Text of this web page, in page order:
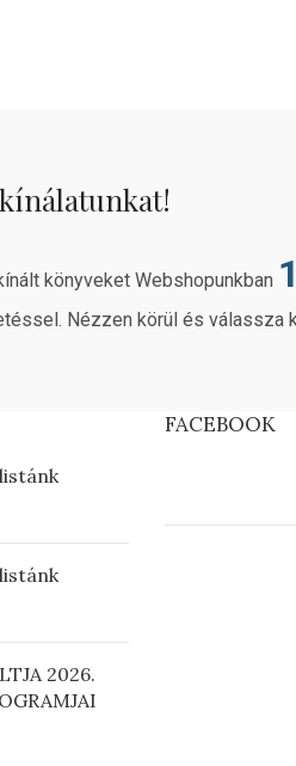
könyveket Webshopunkban
Nézzen körül és válassza
2026.
FACEBOOK